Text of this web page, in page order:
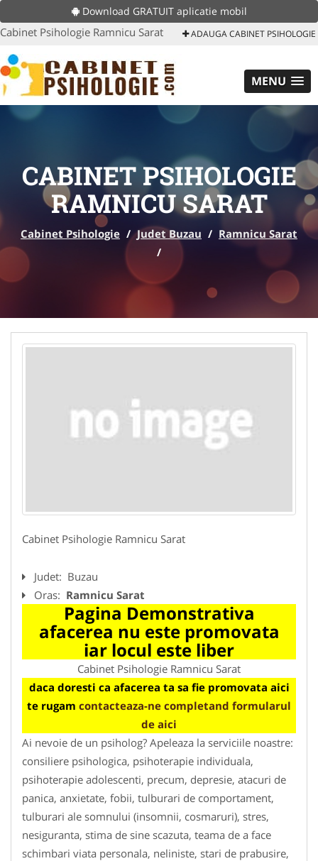
Download GRATUIT aplicatie mobil
Cabinet Psihologie Ramnicu Sarat ADAUGA CABINET PSIHOLOGIE
MENU
CABINET PSIHOLOGIE
RAMNICU SARAT
Cabinet Psihologie / Judet Buzau / Ramnicu Sarat
/
Cabinet Psihologie Ramnicu Sarat
Judet: Buzau
Oras: Ramnicu Sarat
Pagina Demonstrativa
afacerea nu este promovata
iar locul este liber
Cabinet Psihologie Ramnicu Sarat
daca doresti ca afacerea ta sa fie promovata aici
te rugam contacteaza-ne completand formularul
de aici
Ai nevoie de un psiholog? Apeleaza la serviciile noastre:
consiliere psihologica, psihoterapie individuala,
psihoterapie adolescenti, precum, depresie, atacuri de
panica, anxietate, fobii, tulburari de comportament,
tulburari ale somnului (insomnii, cosmaruri), stres,
nesiguranta, stima de sine scazuta, teama de a face
schimbari viata personala, neliniste, stari de prabusire,